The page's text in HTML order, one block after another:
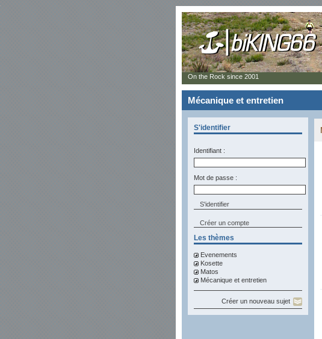
Mécanique et entretien
S'identifier
Identifiant :
Mot de passe :
Créer un compte
Les thèmes
Evenements
Kosette
Matos
Mécanique et entretien
Créer un nouveau sujet
On the Rock since 2001